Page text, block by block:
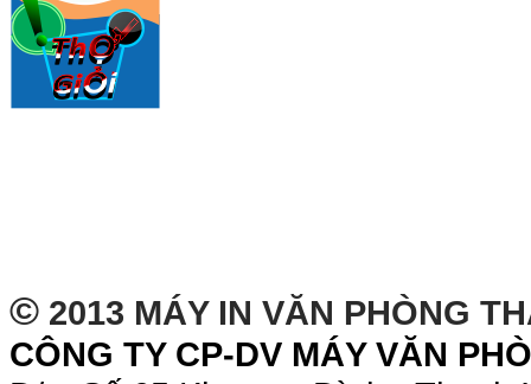
© 2013 MÁY IN VĂN PHÒNG
CÔNG TY CP-DV MÁY VĂN